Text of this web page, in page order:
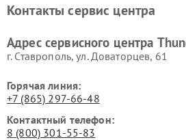
Контакты сервис центра
Адрес сервисного центра
г. Ставрополь, ул. Доваторцев, 61
Горячая линия:
+7 (865) 297-66-48
Контактный телефон:
8 (800) 301-55-83